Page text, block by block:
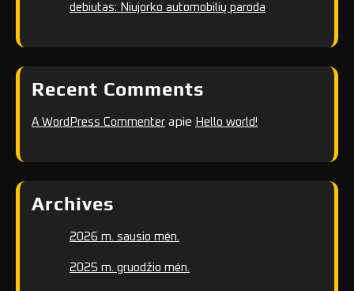
debiutas: Niujorko automobilių paroda
Recent Comments
A WordPress Commenter apie Hello world!
Archives
2026 m. sausio mėn.
2025 m. gruodžio mėn.